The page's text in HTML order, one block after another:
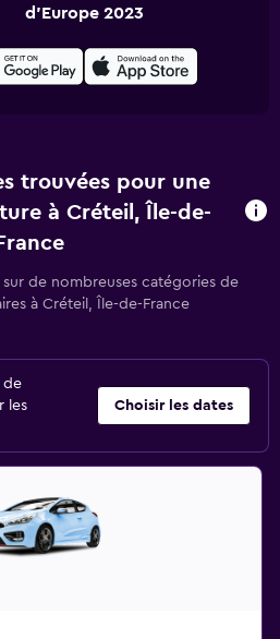
d'Europe 2023
trouvées pour une
à Créteil, Île-de-
France
de nombreuses catégories de
à Créteil, Île-de-France
de
les
Choisir les dates